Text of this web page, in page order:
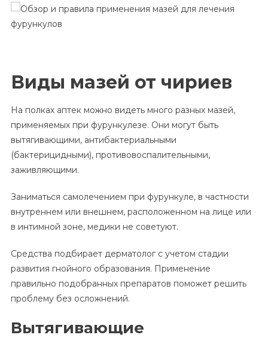
Виды мазей от чириев
На полках аптек можно видеть много разных мазей,
применяемых при фурункулезе. Они могут быть
вытягивающими, антибактериальными
(бактерицидными), противовоспалительными,
заживляющими.
Заниматься самолечением при фурункуле, в частности
внутреннем или внешнем, расположенном на лице или
в интимной зоне, медики не советуют.
Средства подбирает дерматолог с учетом стадии
развития гнойного образования. Применение
правильно подобранных препаратов поможет решить
проблему без осложнений.
Вытягивающие